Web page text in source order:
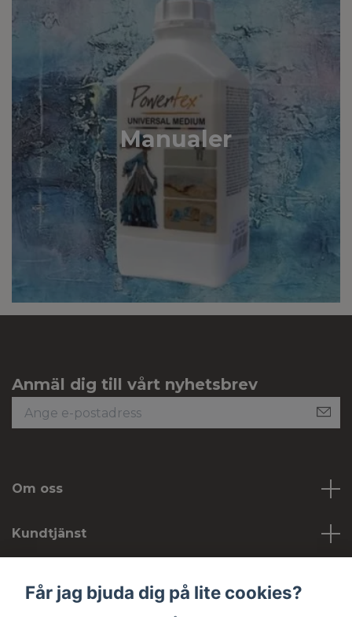
Manualer
Anmäl dig till vårt nyhetsbrev
Om oss
Kundtjänst
Får jag bjuda dig på lite cookies?